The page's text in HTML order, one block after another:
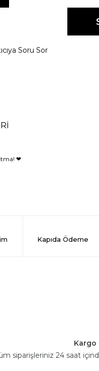
Soru Sor
❤
Kapıda Ödeme
Kargo
siparişleriniz 24 saat